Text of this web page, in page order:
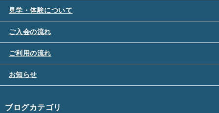
見学・体験について
ご入会の流れ
ご利用の流れ
お知らせ
ブログカテゴリ